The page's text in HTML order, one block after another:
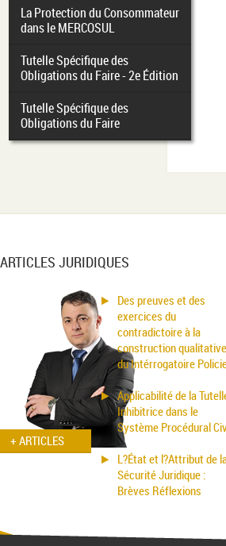
La Protection du Consommateur
dans le MERCOSUL
Tutelle Spécifique des
Obligations du Faire - 2e Édition
Tutelle Spécifique des
Obligations du Faire
ARTICLES JURIDIQUES
+ ARTICLES
Des preuves et des
exercices du
contradictoire à la
construction qualitative
du Intérrogatoire
Applicabilité de la
Inhibitrice dans le
Système Procédural
L?État et l?Attribut de
Sécurité Juridique :
Brèves Réflexions